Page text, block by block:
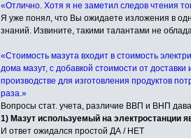
«Отлично. Хотя я не заметил следов чтения
Я уже понял, что Вы ожидаете изложения в
знаний. Извините, такими талантами не
«Стоимость мазута входит в стоимость
дома мазут, с добавкой стоимости от
производстве для изготовления продуктов
раза.»
Вопросы стат. учета, различие ВВП и ВНП
1) Мазут используемый на электростанции
И ответ ожидался простой ДА / НЕТ